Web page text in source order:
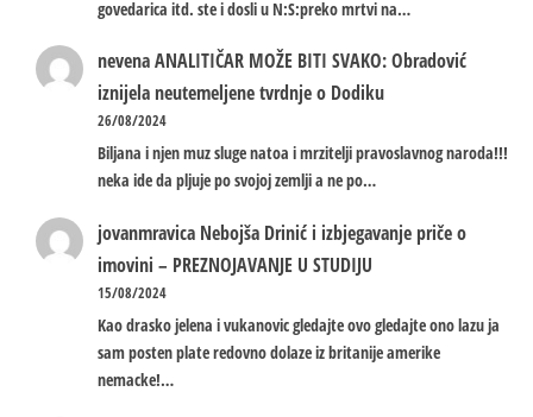
govedarica itd. ste i dosli u N:S:preko mrtvi na…
nevenaANALITIČAR MOŽE BITI SVAKO: Obradović
iznijela neutemeljene tvrdnje o Dodiku
26/08/2024
Biljana i njen muz sluge natoa i mrzitelji pravoslavnog naroda!!!
neka ide da pljuje po svojoj zemlji a ne po…
jovanmravica Nebojša Drinić i izbjegavanje priče o
imovini – PREZNOJAVANJE U STUDIJU
15/08/2024
Kao drasko jelena i vukanovic gledajte ovo gledajte ono lazu ja
sam posten plate redovno dolaze iz britanije amerike
nemacke!…